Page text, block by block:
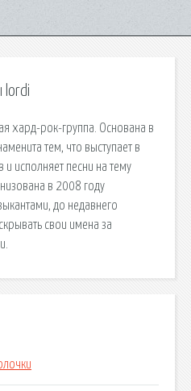
lordi
хард-рок-группа. Основана в
тем, что выступает в
исполняет песни на тему
в 2008 году
до недавнего
свои имена за